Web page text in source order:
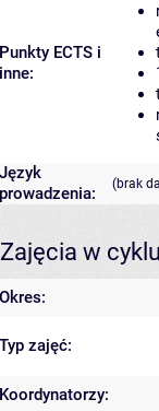
Punkty ECTS i
inne:
Język
prowadzenia:
(brak
Zajęcia w
Okres:
Typ zajęć:
Koordynatorzy: